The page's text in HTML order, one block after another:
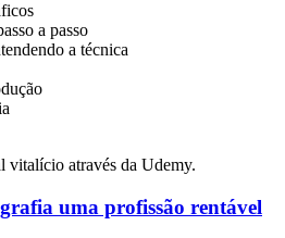
a passo
a técnica
vitalício através da Udemy.
uma profissão rentável